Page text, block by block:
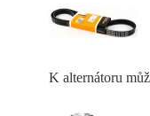
K alternátoru